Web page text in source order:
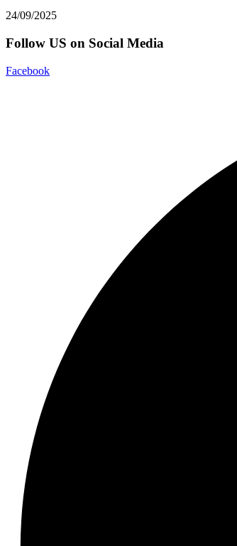
24/09/2025
Follow US on Social Media
Facebook